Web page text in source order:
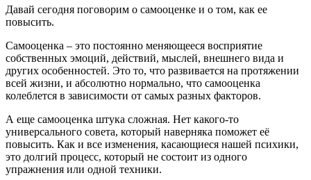
Давай сегодня поговорим о самооценке и о том, как ее
повысить.
Самооценка – это постоянно меняющееся восприятие
собственных эмоций, действий, мыслей, внешнего вида и
других особенностей. Это то, что развивается на протяжении
всей жизни, и абсолютно нормально, что самооценка
колеблется в зависимости от самых разных факторов.
А еще самооценка штука сложная. Нет какого-то
универсального совета, который наверняка поможет её
повысить. Как и все изменения, касающиеся нашей психики,
это долгий процесс, который не состоит из одного
упражнения или одной техники.